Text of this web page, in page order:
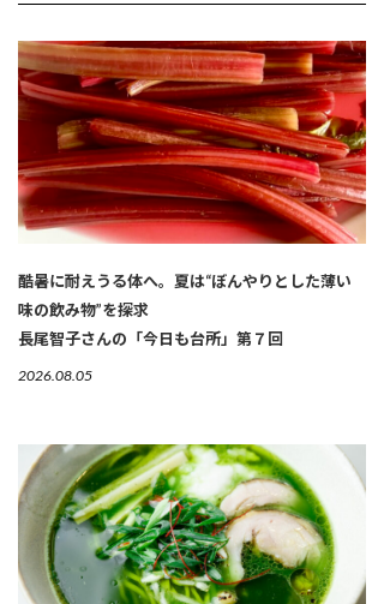
酷暑に耐えうる体へ。夏は“ぼんやりとした薄い
味の飲み物”を探求
長尾智子さんの「今日も台所」第７回
2026.08.05